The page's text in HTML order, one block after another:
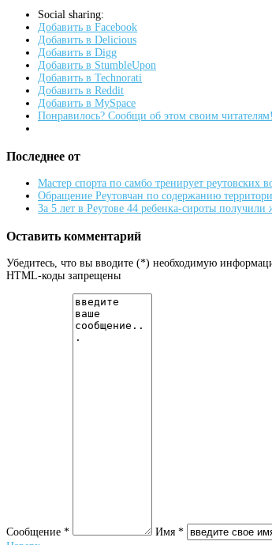
Social sharing:
Добавить в Facebook
Добавить в Delicious
Добавить в Digg
Добавить в StumbleUpon
Добавить в Technorati
Добавить в Reddit
Добавить в MySpace
Понравилось? Сообщи об этом своим читателям!
Последнее от
Мастер спорта по самбо тренирует реутовских
Обращение Реутовчан по содержанию
За 5 лет в Реутове 44 ребенка-сироты получили
Оставить комментарий
Убедитесь, что вы вводите (*) необходимую
HTML-коды запрещены
Сообщение * Имя *